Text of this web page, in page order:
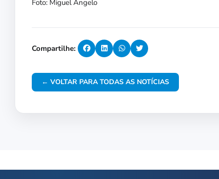
Foto: Miguel Ângelo
Compartilhe:
← VOLTAR PARA TODAS AS NOTÍCIAS